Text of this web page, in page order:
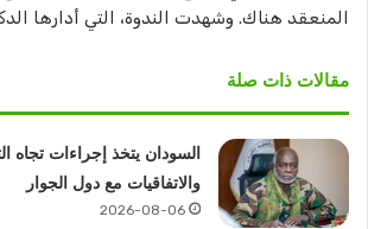
المنعقد هناك. وشهدت الندوة، التي أدارها
مقالات ذات صلة
السودان يتخذ إجراءات تجاه
والاتفاقيات مع دول الجوار
2026-08-06